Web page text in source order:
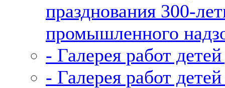
празднования 300-
промышленного
- Галерея работ
- Галерея работ